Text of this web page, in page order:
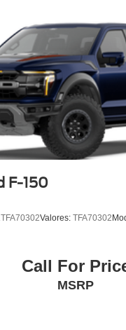
F-150
Valores: TFA70302
Call For
MSRP